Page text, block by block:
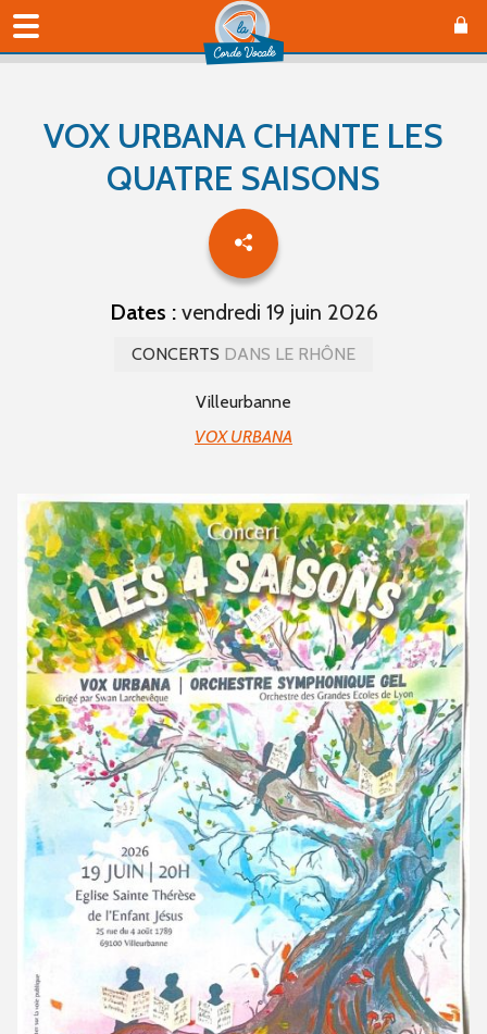
VOX URBANA CHANTE LES
QUATRE SAISONS
Dates :vendredi 19 juin 2026
CONCERTS DANS LE RHÔNE
Villeurbanne
VOX URBANA